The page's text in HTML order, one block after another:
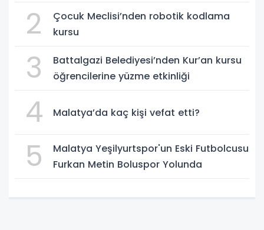
2
Çocuk Meclisi’nden robotik kodlama
kursu
3
Battalgazi Belediyesi’nden Kur’an kursu
öğrencilerine yüzme etkinliği
4 Malatya’da kaç kişi vefat etti?
5
Malatya Yeşilyurtspor'un Eski Futbolcusu
Furkan Metin Boluspor Yolunda